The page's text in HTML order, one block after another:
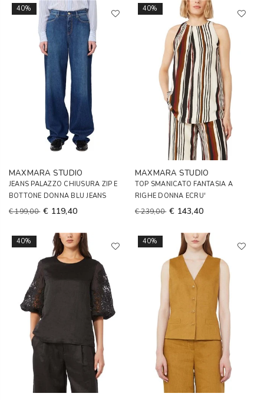
40%
MAXMARA STUDIO
JEANS PALAZZO CHIUSURA ZIP E
BOTTONE DONNA BLU JEANS
€ 199,00 € 119,40
40%
MAXMARA STUDIO
TOP SMANICATO FANTASIA A
RIGHE DONNA ECRU'
€ 239,00 € 143,40
40% 40%